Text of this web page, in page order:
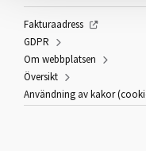
Fakturaadress
GDPR
Om webbplatsen
Översikt
Användning av kakor